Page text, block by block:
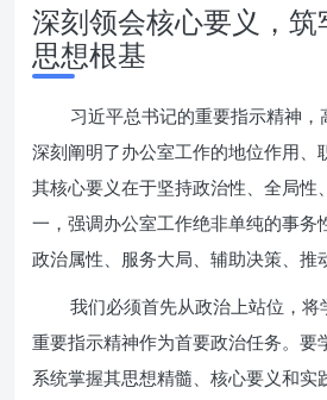
深刻领会核心要义，
思想根基
习近平总书记的重要指示精神，
深刻阐明了办公室工作的地位作用、
其核心要义在于坚持政治性、全局性
一，强调办公室工作绝非单纯的事务
政治属性、服务大局、辅助决策、推
我们必须首先从政治上站位，
重要指示精神作为首要政治任务。要
系统掌握其思想精髓、核心要义和实